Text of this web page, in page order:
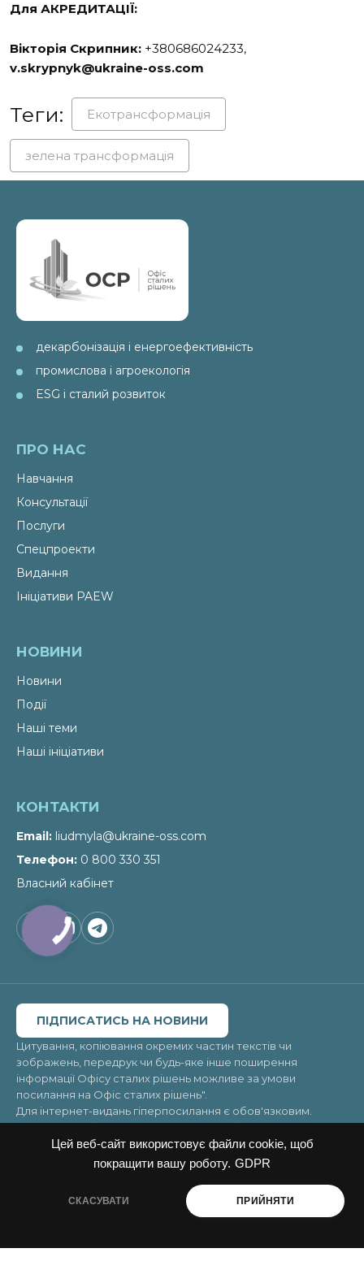
Цей веб-сайт використовує файли cookie, щоб
покращити вашу роботу. GDPR
СКАСУВАТИ ПРИЙНЯТИ
Для АКРЕДИТАЦІЇ:
Вікторія Скрипник: +380686024233,
v.skrypnyk@ukraine-oss.com
Теги: Екотрансформація
зелена трансформація
декарбонізація і енергоефективність
промислова і агроекологія
ESG і сталий розвиток
ПРО НАС
Навчання
Консультації
Послуги
Спецпроекти
Видання
Ініціативи PAEW
НОВИНИ
Новини
Події
Наші теми
Наші ініціативи
КОНТАКТИ
Email liudmyla@ukraine-oss.com
Телефон 0 800 330 351
Власний кабінет
ПІДПИСАТИСЬ НА НОВИНИ
Цитування, копіювання окремих частин текстів чи
зображень, передрук чи будь-яке інше поширення
інформації Офісу сталих рішень можливе за умови
посилання на Офіс сталих рішень"
Для інтернет-видань гіперпосилання є обов'язковим.
Матеріали в блоці «Новини» можуть публікуватись на
правах реклами, відповідальність за їхній зміст несе
рекламодавець.
Copyright ©Office of Sustainable Solutions 2026. All rights